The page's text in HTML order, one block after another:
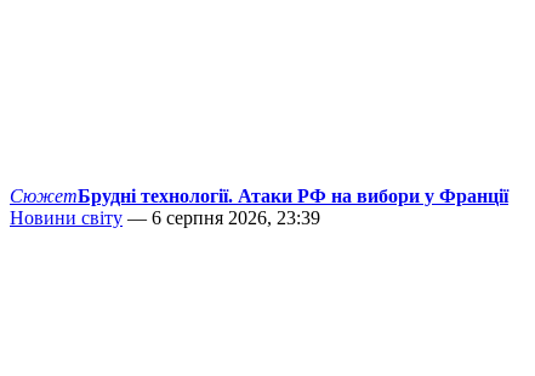
СюжетБрудні технології. Атаки РФ на вибори у Франції
Новини світу — 6 серпня 2026, 23:39